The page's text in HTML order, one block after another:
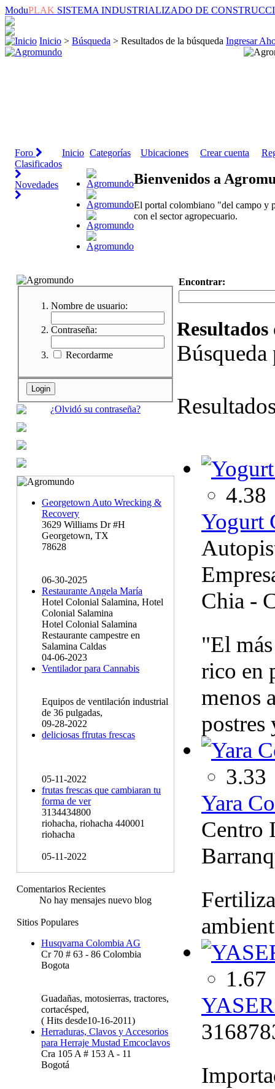
ModuPLAK SISTEMA INDUSTRIALIZADO DE
Inicio > Búsqueda > Resultados de la búsqueda Ingresar
Foro
Clasificados
Novedades
Inicio Categorías Ubicaciones Crear cuenta
Bienvenidos a
El portal colombiano "del campo y
con el sector agropecuario.
Nombre de usuario:
Contraseña:
Recordarme
¿Olvidó su contraseña?
Georgetown Auto Wrecking &
Recovery
3629 Williams Dr #H
Georgetown, TX
78628
06-30-2025
Restaurante Angela María
Hotel Colonial Salamina, Hotel
Colonial Salamina
Hotel Colonial Salamina
Restaurante campestre en
Salamina Caldas
04-06-2023
Ventilador para Cannabis
Equipos de ventilación industrial
de 36 pulgadas,
09-28-2022
deliciosas ffrutas frescas
05-11-2022
frutas frescas que cambiaran tu
forma de ver
3134434800
riohacha, riohacha 440001
riohacha
05-11-2022
Comentarios Recientes
No hay mensajes nuevo blog
Sitios Populares
Husqvarna Colombia AG
Cr 70 # 63 - 86 Colombia
Bogota
Guadañas, motosierras, tractores,
cortacésped,
( Hits desde10-16-2011)
Herraduras, Clavos y Accesorios
para Herraje Mustad Emcoclavos
Cra 105 A # 153 A - 11
Bogotá
Encontrar:
Resultados
4.38
Yogurt
Chia -
"El
rico en
menos
postres
3.33
Yara
Centro
1.67